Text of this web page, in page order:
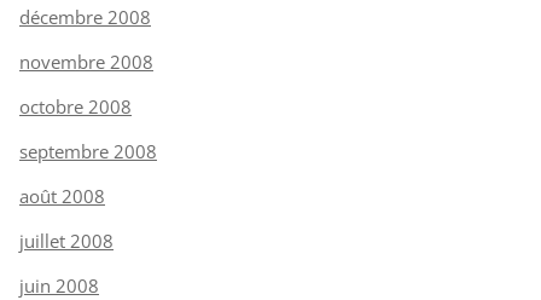
décembre 2008
novembre 2008
octobre 2008
septembre 2008
août 2008
juillet 2008
juin 2008